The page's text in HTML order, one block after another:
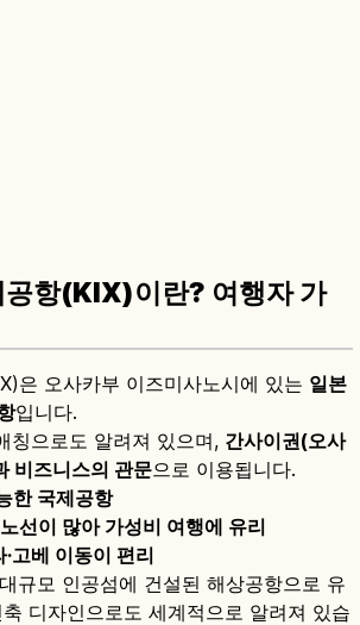
공항(KIX)이란? 여행자 가
은 오사카부 이즈미사노시에 있는 일본
입니다.
칭으로도 알려져 있으며, 간사이권(오사
비즈니스의 관문으로 이용됩니다.
한 국제공항
선이 많아 가성비 여행에 유리
·고베 이동이 편리
규모 인공섬에 건설된 해상공항으로 유
디자인으로도 세계적으로 알려져 있습